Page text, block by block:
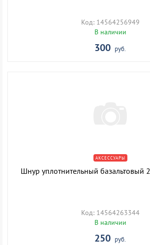
Код: 14564256949
В наличии
300 руб.
АКСЕССУАРЫ
Шнур уплотнительный базальтовый
Код: 14564263344
В наличии
250 руб.